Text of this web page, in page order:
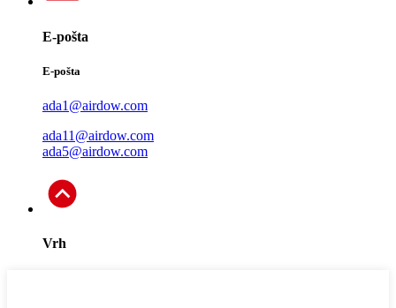
E-pošta
E-pošta
ada1@airdow.com
ada11@airdow.com
ada5@airdow.com
Vrh